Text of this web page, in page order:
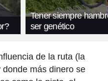
Tener siempre
ser genético
de la ruta (la
más dinero se